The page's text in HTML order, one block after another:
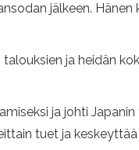
jälkeen.
ja heidän
ja johti
tuet ja